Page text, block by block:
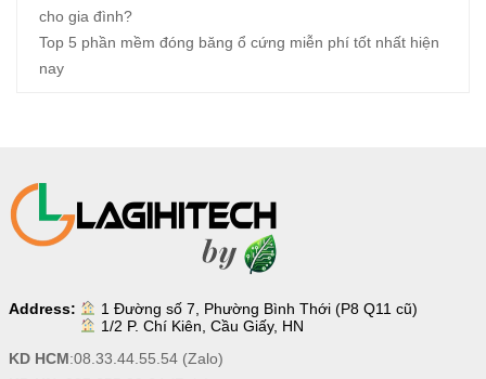
cho gia đình?
Top 5 phần mềm đóng băng ổ cứng miễn phí tốt nhất hiện
nay
Address:
1 Đường số 7, Phường Bình Thới (P8 Q11 cũ)
1/2 P. Chí Kiên, Cầu Giấy, HN
KD HCM:08.33.44.55.54(Zalo)